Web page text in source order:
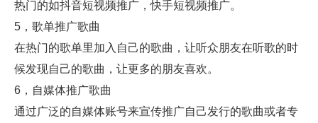
热门的如抖音短视频推广，快手短视频推广。
5，歌单推广歌曲
在热门的歌单里加入自己的歌曲，让听众朋友在听歌的时
候发现自己的歌曲，让更多的朋友喜欢。
6，自媒体推广歌曲
通过广泛的自媒体账号来宣传推广自己发行的歌曲或者专